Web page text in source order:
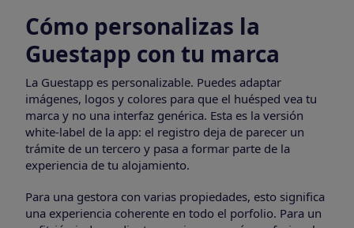
Cómo personalizas la
Guestapp con tu marca
La Guestapp es personalizable. Puedes adaptar
imágenes, logos y colores para que el huésped vea tu
marca y no una interfaz genérica. Esta es la versión
white-label de la app: el registro deja de parecer un
trámite de un tercero y pasa a formar parte de la
experiencia de tu alojamiento.
Para una gestora con varias propiedades, esto significa
una experiencia coherente en todo el porfolio. Para un